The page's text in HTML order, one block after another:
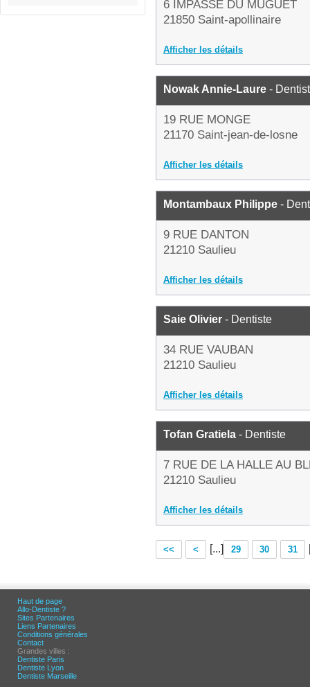
6 IMPASSE DU MUGUET
21850 Saint-apollinaire
Afficher les détails
Nowak Annie-Laure -
19 RUE MONGE
21170 Saint-jean-de-losne
Afficher les détails
Montambaux Philippe -
9 RUE DANTON
21210 Saulieu
Afficher les détails
Saie Olivier - Dentiste
34 RUE VAUBAN
21210 Saulieu
Afficher les détails
Tofan Gratiela - Dentiste
7 RUE DE LA HALLE AU
21210 Saulieu
Afficher les détails
<< < [...] 29 30 31
Haut de page
Allo-Dentiste ?
Sites Partenaires
Liens Partenaires
Conditions générales
Contact
Grandes villes :
Dentiste Paris
Dentiste Lyon
Dentiste Marseille